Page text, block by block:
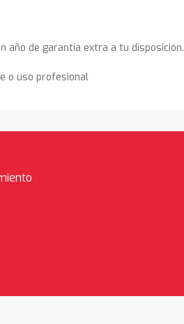
año de garantía extra a tu disposición.
o uso profesional